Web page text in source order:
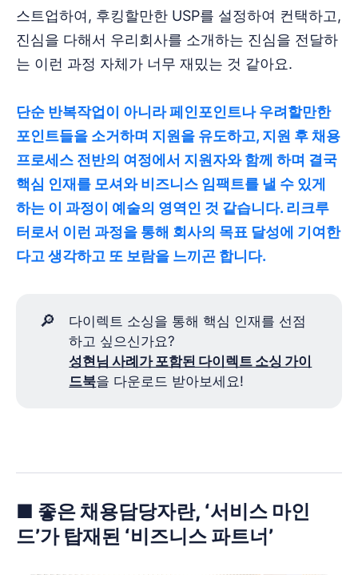
스트업하여, 후킹할만한 USP를 설정하여 컨택하고,
진심을 다해서 우리회사를 소개하는 진심을 전달하
는 이런 과정 자체가 너무 재밌는 것 같아요.
단순 반복작업이 아니라 페인포인트나 우려할만한
포인트들을 소거하며 지원을 유도하고, 지원 후 채용
프로세스 전반의 여정에서 지원자와 함께 하며 결국
핵심 인재를 모셔와 비즈니스 임팩트를 낼 수 있게
하는 이 과정이 예술의 영역인 것 같습니다. 리크루
터로서 이런 과정을 통해 회사의 목표 달성에 기여한
다고 생각하고 또 보람을 느끼곤 합니다.
🔎
다이렉트 소싱을 통해 핵심 인재를 선점
하고 싶으신가요?
성현님 사례가 포함된 다이렉트 소싱 가이
드북을 다운로드 받아보세요!
■ 좋은 채용담당자란, ‘서비스 마인
드’가 탑재된 ‘비즈니스 파트너’